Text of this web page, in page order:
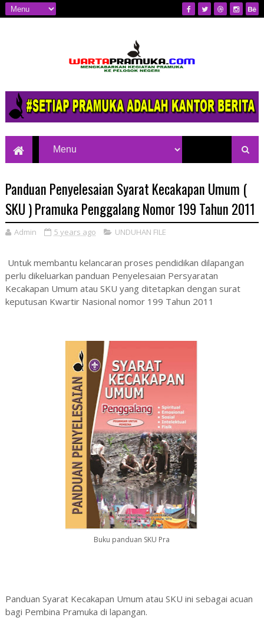
Pelosok Negeri
Panduan Penyelesaian Syarat Kecakapan Umum (
SKU ) Pramuka Penggalang Nomor 199 Tahun 2011
Admin 5 years ago UNDUHAN FILE
Untuk membantu kelancaran proses pendidikan dilapangan
perlu dikeluarkan panduan Penyelesaian Persyaratan
Kecakapan Umum atau SKU yang ditetapkan dengan surat
keputusan Kwartir Nasional nomor 199 Tahun 2011
Buku panduan SKU Pra
Panduan Syarat Kecakapan Umum atau SKU ini sebagai acuan
bagi Pembina Pramuka di lapangan.